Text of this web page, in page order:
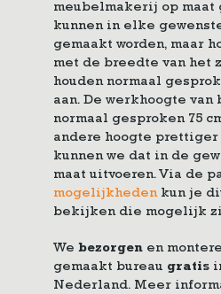
meubelmakerij op maat
kunnen in elke
gemaakt worden, maar
met de breedte van het
houden normaal
aan. De werkhoogte van
normaal gesproken 75
andere hoogte
kunnen we dat in de
maat uitvoeren. Via de
mogelijkhedenkun je
bekijken die mogelijk
We bezorgen en
gemaakt bureau gratis
Nederland. Meer